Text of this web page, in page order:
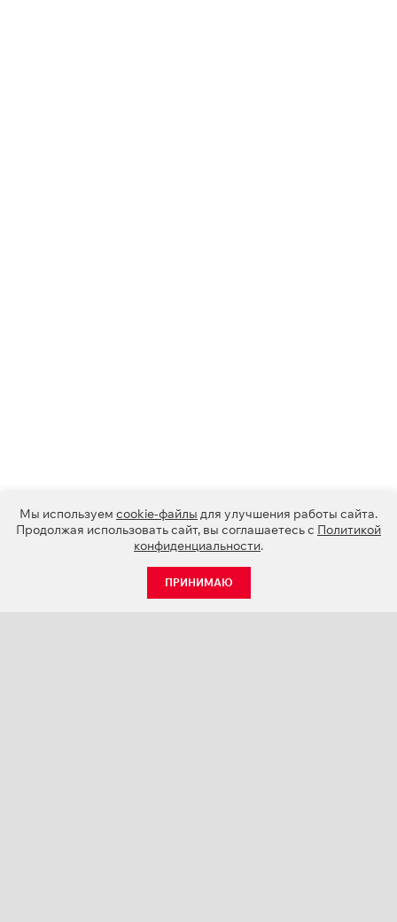
Мы используем cookie-файлы для улучшения работы сайта.
Продолжая использовать сайт, вы соглашаетесь с Политикой
конфиденциальности.
ПРИНИМАЮ